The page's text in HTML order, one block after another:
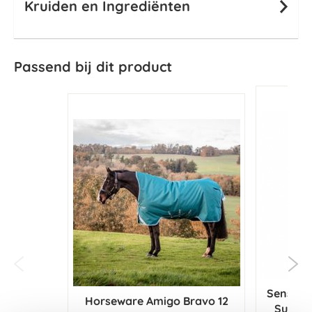
Kruiden en Ingrediënten
Passend bij dit product
Horseware Amigo Bravo 12